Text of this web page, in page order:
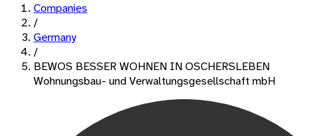
Companies
/
Germany
/
BEWOS BESSER WOHNEN IN OSCHERSLEBEN
Wohnungsbau- und Verwaltungsgesellschaft mbH